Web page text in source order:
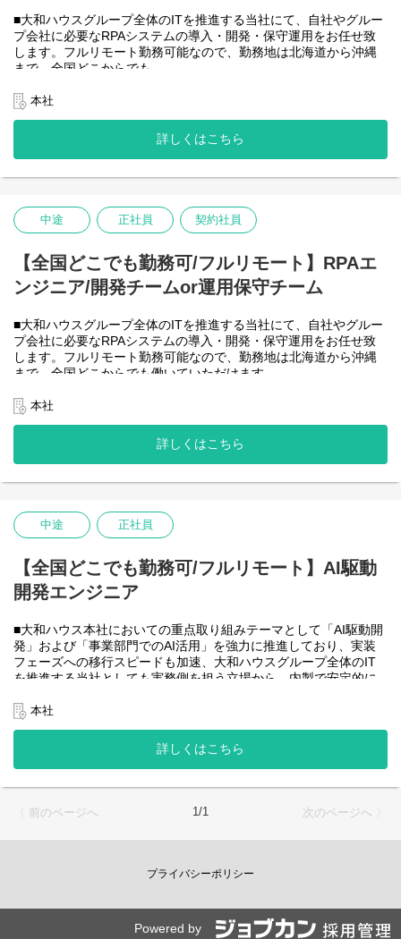
潤沢なリソースのもと、最上流から変革を進めていくことが可能
です。
＜詳細な業務例／基本的な技術仕様＞
ローコード開発プラットフォームを導入し、レガシー化した業務
基幹システムの改善などに取り組んでいます。
■大和ハウスグループ全体のITを推進する当社にて、自社やグルー
プ会社に必要なRPAシステムの導入・開発・保守運用をお任せ致
します。フルリモート勤務可能なので、勤務地は北海道から沖縄
まで、全国どこからでも
社後の勤務地は問いません。また、働く時間に制限もなく、月160
時間の勤務で、午前5時～22時までの間であれば、自由な時間に働
いていただけます。業務を途中で中断したり、働く時間を調整で
きるので、家事、育児、介護などとの両立も可能です。社員が仕
思っておりますのでフルフレックスです。
＜クライアントは大和ハウスグループ全体＞
名の
全てに関わるシステムを担っています。
出資は大和ハウス本体になりますが、売上好調かつDX推進の優先
潤沢なリソースのもと、最上流から変革を進めていくことが可能
です。
＜詳細な業務例／基本的な技術仕様＞
業務フローのヒアリングからRPAロボットが代替する要件定義、
シナリオ作成をもとにした開発作業を担当いただきます。導入後
ます。使用ツールの制約があり、1人で1案件を担当します。
使用ツール：
-UiPath
-AI-OCR/DX Suite
-MySQL など
本社
詳しくはこちら
中途 正社員 契約社員
【全国どこでも勤務可/フルリモート】RPAエ
ンジニア/開発チームor運用保守チーム
■大和ハウスグループ全体のITを推進する当社にて、自社やグルー
プ会社に必要なRPAシステムの導入・開発・保守運用をお任せ致
します。フルリモート勤務可能なので、勤務地は北海道から沖縄
まで、全国どこからでも働いていただけます。
せん。
また、働く時間に制限もなく、月160時間の勤務で、午前５時～２
２時までの間であれば、自由な時間に働いていただけます。業務
を途中で中断したり、働く時間を調整できるので、家事、育児、
ることが一番の生産性向上につながると思っておりますのでフル
・開発チーム(６名)
ループ会社に必要なRPA(UiPath)の導入・開発を一人一案件担当し
ていただきヒアリングからお任せします。
工期は短い物だと１カ月から長い物だと半年くらいの物が多いで
・運用保守チーム(２名)
大和ハウスグループ全体のIT・DXを推進する当社にて、自社やグ
ループ会社に導入したRPA(UiPath)の運用、保守、問い合わせ対応
使用ツール：
-AI-OCR
＜クライアントは大和ハウスグループ全体＞
名の
出資は大和ハウス本体になりますが、売上好調かつDX推進の優先
潤沢なリソースのもと、最上流から変革を進めていくことが可能
本社
詳しくはこちら
中途 正社員
【全国どこでも勤務可/フルリモート】AI駆動
開発エンジニア
■大和ハウス本社においての重点取り組みテーマとして「AI駆動開
発」および「事業部門でのAI活用」を強力に推進しており、実装
フェーズへの移行スピードも加速、大和ハウスグループ全体のIT
を推進する当社としても実務側を担う立場から、内製で安定的に
います。
なお、フルリモート勤務可能なので、勤務地は北海道から沖縄ま
で、日本全国どこからでも働いていただけます。
入社日以外の出社は年１～４回程度なので、入社後の勤務地は国
また、働く時間に制限もなく、月160時間の勤務で、午前５時～２
２時までの間であれば、自由な時間に働いていただけます。業務
を途中で中断したり、働く時間を調整できるので、家事、育児、
介護などとの両立も可能です。社員が仕事をしやすい環境を整え
・SPA（Single Page Application）を中心としたWebアプリケーシ
本社
詳しくはこちら
〈 前のページへ 1/1 次のページへ 〉
プライバシーポリシー
Powered by